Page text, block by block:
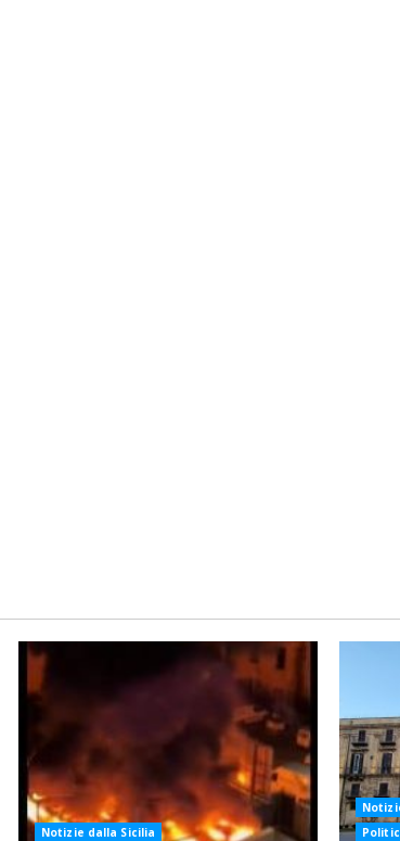
Notizie dalla Sicilia